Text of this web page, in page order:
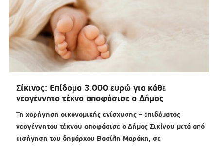
Σίκινος: Επίδομα 3.000 ευρώ για κάθε
νεογέννητο τέκνο αποφάσισε ο Δήμος
Τη χορήγηση οικονομικής ενίσχυσης – επιδόματος
νεογέννητου τέκνου αποφάσισε ο Δήμος Σικίνου μετά από
εισήγηση του δημάρχου Βασίλη Μαράκη, σε